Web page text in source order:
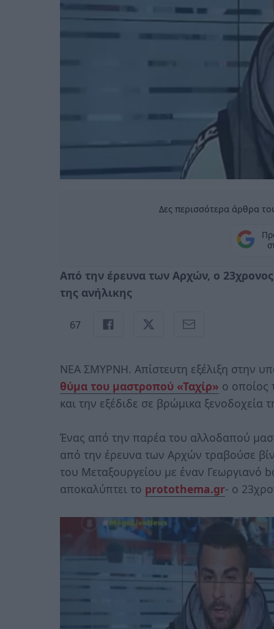
Δες περισσότερα άρθρα
Από την έρευνα των Αρχών, ο
της ανήλικης
67
ΝΕΑ ΣΜΥΡΝΗ. Απίστευτη εξέλιξη στην
θύμα του μαστροπού «Ταχίρ» ο οποίος
και την εξέδιδε σε βρώμικα ξενοδοχεία
Ένας από την παρέα του αλλοδαπού
από την έρευνα των Αρχών τραβούσε
του Μεταξουργείου με έναν
αποκαλύπτει το protothema.gr- ο